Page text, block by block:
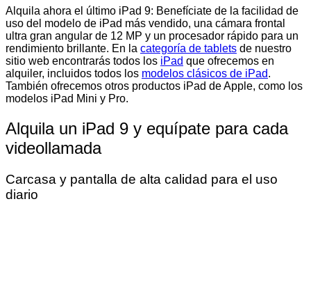
Alquila ahora el último iPad 9: Benefíciate de la facilidad de
uso del modelo de iPad más vendido, una cámara frontal
ultra gran angular de 12 MP y un procesador rápido para un
rendimiento brillante. En la categoría de tablets de nuestro
sitio web encontrarás todos los iPad que ofrecemos en
alquiler, incluidos todos los modelos clásicos de iPad.
También ofrecemos otros productos iPad de Apple, como los
modelos iPad Mini y Pro.
Alquila un iPad 9 y equípate para cada
videollamada
Carcasa y pantalla de alta calidad para el uso
diario